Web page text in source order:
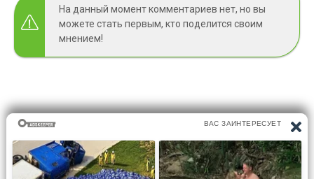
На данный момент комментариев нет, но вы
можете стать первым, кто поделится своим
мнением!